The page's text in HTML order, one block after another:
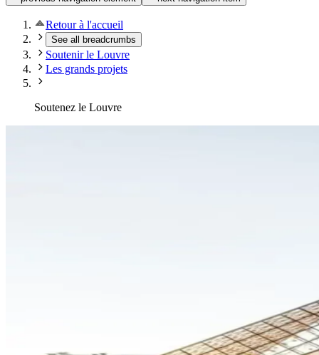
Retour à l'accueil
See all breadcrumbs
Soutenir le Louvre
Les grands projets
Soutenez le Louvre